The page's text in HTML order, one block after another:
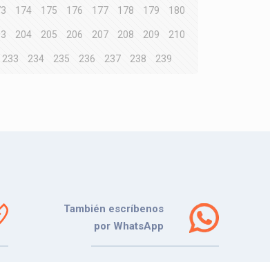
174 175 176 177 178 179 180
204 205 206 207 208 209 210
233 234 235 236 237 238 239
También escríbenos
por WhatsApp